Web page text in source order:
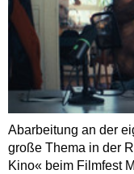
Abarbeitung an der
große Thema in der
Kino« beim Filmfest